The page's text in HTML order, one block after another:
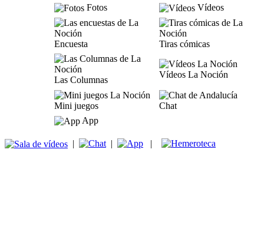
Fotos
Vídeos
Encuesta Tiras cómicas
Las Columnas
Vídeos La Noción
Mini juegos
Chat
App
| | |